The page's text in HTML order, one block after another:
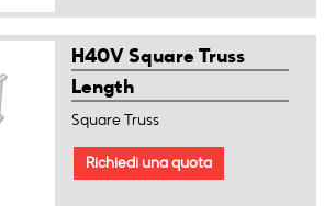
H40V Square Truss
Length
Square Truss
Richiedi una quota